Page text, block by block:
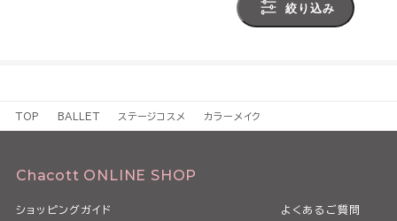
絞り込み
TOP BALLET ステージコスメ カラーメイク
Chacott ONLINE SHOP
ショッピングガイド よくあるご質問